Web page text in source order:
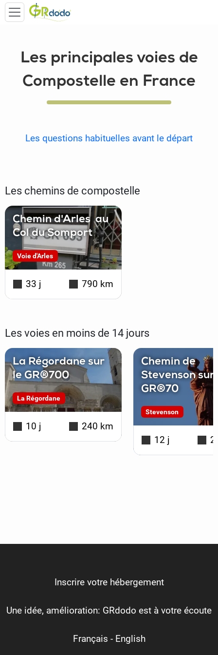
Les principales voies de
Compostelle en France
Les questions habituelles avant le départ
Les chemins de compostelle
Chemin d'Arles au
Col du Somport
Voie d'Arles
33 j 790 km
Les voies en moins de 14 jours
La Régordane sur
le GR®700
La Régordane
10 j 240 km
Chemin de
Stevenson sur
GR®70
Stevenson
12 j
Inscrire votre hébergement
Une idée, amélioration: GRdodo est à votre écoute
Français - English